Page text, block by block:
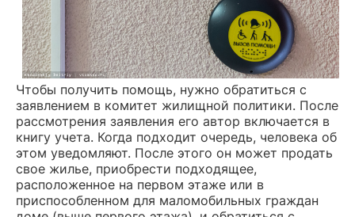
Чтобы получить помощь, нужно обратиться с
заявлением в комитет жилищной политики. После
рассмотрения заявления его автор включается в
книгу учета. Когда подходит очередь, человека об
этом уведомляют. После этого он может продать
свое жилье, приобрести подходящее,
расположенное на первом этаже или в
приспособленном для маломобильных граждан